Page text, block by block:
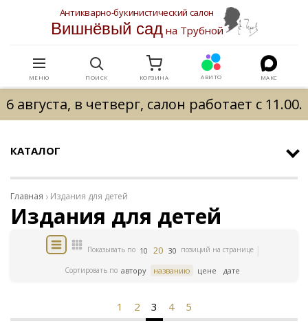
Антикварно-букинистический салон
Вишнёвый садна Трубной
МЕНЮ ПОИСК КОРЗИНА АВИТО МАКС
6 августа, в четверг, салон работает с 11.00.
КАТАЛОГ
Главная Издания для детей
Издания для детей
Показывать по 10 20 30 позиций на странице
Сортировать по автору названию цене дате
1 2 3 4 5